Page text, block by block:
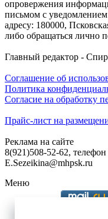
опровержения
письмом с
адресу: 180000,
либо обращаться лично
Главный редактор -
Соглашение об
Политика
Согласие на обработку
Прайс-лист на
Реклама на сайте
8(921)508-52-62,
E.Sezeikina@mhpsk.ru
Меню